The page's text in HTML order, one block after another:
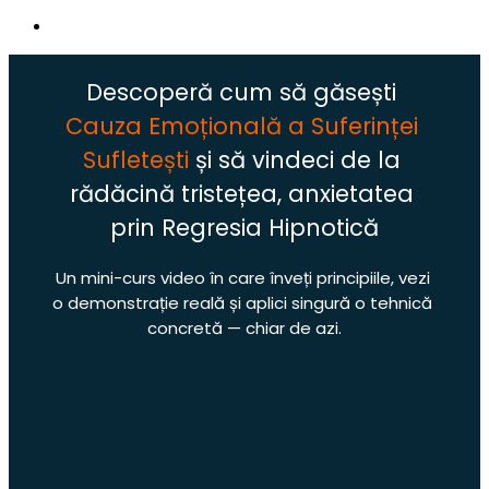
Descoperă cum să găsești
Cauza Emoțională a Suferinței
Sufletești și să vindeci de la
rădăcină tristețea, anxietatea
prin Regresia Hipnotică
Un mini-curs video în care înveți principiile, vezi
o demonstrație reală și aplici singură o tehnică
concretă — chiar de azi.